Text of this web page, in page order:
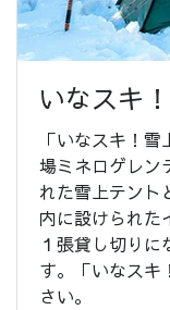
いなスキ
「いなスキ！
場ミネロゲレン
れた雪上テント
内に設けられた
１張貸し切り
す。「いなスキ
さい。